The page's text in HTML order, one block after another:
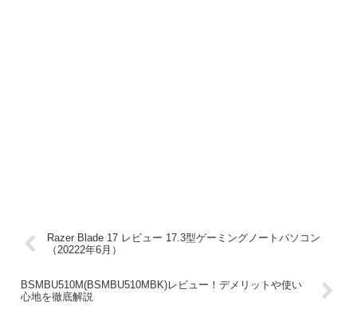
Razer Blade 17 レビュー 17.3型ゲーミングノートパソコン
（20222年6月）
BSMBU510M(BSMBU510MBK)レビュー！デメリットや使い
心地を徹底解説